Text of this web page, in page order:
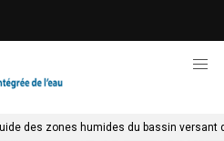
des zones humides du bassin versant